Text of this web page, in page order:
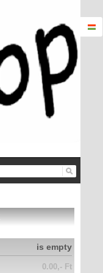
is empty
0.00,- Ft